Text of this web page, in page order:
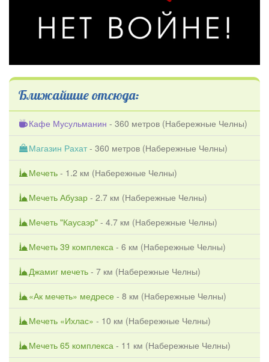
Ближайшие отсюда:
Кафе Мусульманин - 360 метров (Набережные Челны)
Магазин Рахат - 360 метров (Набережные Челны)
Мечеть - 1.2 км (Набережные Челны)
Мечеть Абузар - 2.7 км (Набережные Челны)
Мечеть "Каусаэр" - 4.7 км (Набережные Челны)
Мечеть 39 комплекса - 6 км (Набережные Челны)
Джамиг мечеть - 7 км (Набережные Челны)
«Ак мечеть» медресе - 8 км (Набережные Челны)
Мечеть «Ихлас» - 10 км (Набережные Челны)
Мечеть 65 комплекса - 11 км (Набережные Челны)